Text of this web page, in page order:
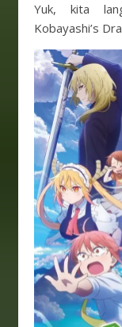
Yuk, kita
Kobayashi’s